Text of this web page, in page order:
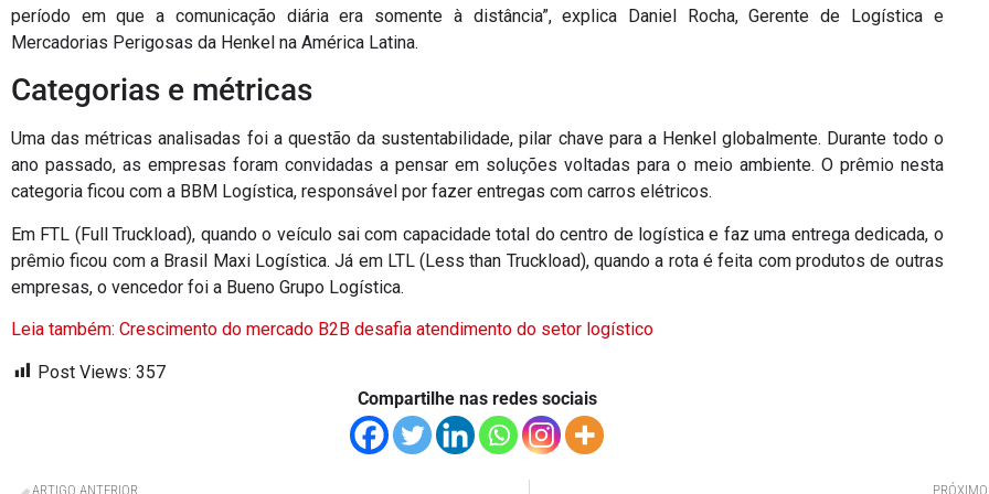
período em que a comunicação diária era somente à distância”, explica Daniel Rocha, Gerente de Logística e
Mercadorias Perigosas da Henkel na América Latina.
Categorias e métricas
Uma das métricas analisadas foi a questão da sustentabilidade, pilar chave para a Henkel globalmente. Durante todo o
ano passado, as empresas foram convidadas a pensar em soluções voltadas para o meio ambiente. O prêmio nesta
categoria ficou com a BBM Logística, responsável por fazer entregas com carros elétricos.
Em FTL (Full Truckload), quando o veículo sai com capacidade total do centro de logística e faz uma entrega dedicada, o
prêmio ficou com a Brasil Maxi Logística. Já em LTL (Less than Truckload), quando a rota é feita com produtos de outras
empresas, o vencedor foi a Bueno Grupo Logística.
Leia também: Crescimento do mercado B2B desafia atendimento do setor logístico
Post Views: 357
Compartilhe nas redes sociais
ARTIGO ANTERIOR